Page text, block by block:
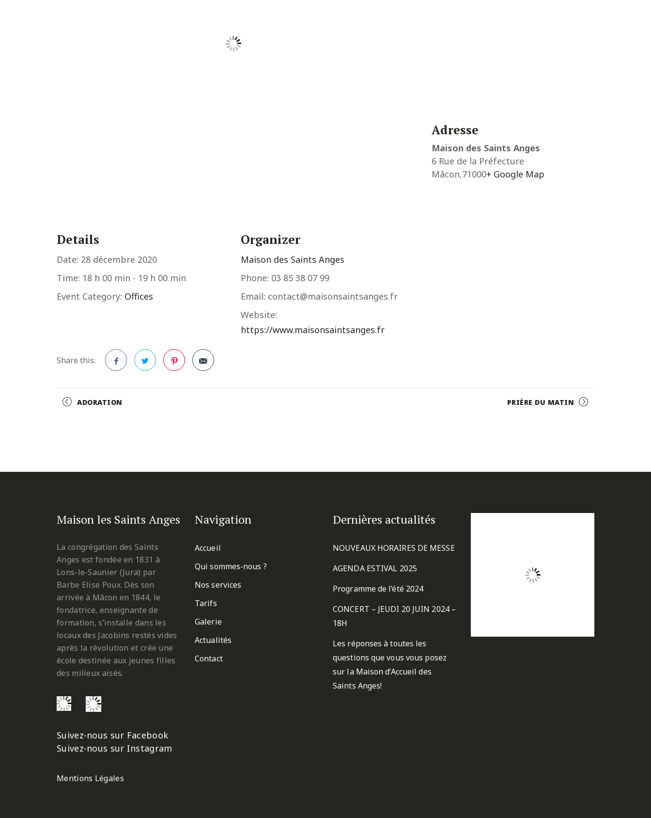
Details
Date: 28 décembre 2020
Time: 18 h 00 min - 19 h 00 min
Event Category: Offices
Organizer
Maison des Saints Anges
Phone: 03 85 38 07 99
Email: contact@maisonsaintsanges.fr
Website:
https://www.maisonsaintsanges.fr
Share this:
Adresse
Maison des Saints Anges
6 Rue de la Préfecture
Mâcon,71000+ Google Map
Event
ADORATION PRIÈRE DU MATIN
Maison les Saints Anges
La congrégation des Saints
Anges est fondée en 1831 à
Lons-le-Saunier (Jura) par
Barbe Elise Poux. Dès son
arrivée à Mâcon en 1844, le
fondatrice, enseignante de
formation, s’installe dans les
locaux des Jacobins restés vides
après la révolution et crée une
école destinée aux jeunes filles
des milieux aisés.
Suivez-nous sur Facebook
Suivez-nous sur Instagram
Mentions Légales
Navigation
Accueil
Qui sommes-nous ?
Nos services
Tarifs
Galerie
Actualités
Contact
Dernières actualités
NOUVEAUX HORAIRES DE MESSE
AGENDA ESTIVAL 2025
Programme de l’été 2024
CONCERT – JEUDI 20 JUIN 2024 –
18H
Les réponses à toutes les
questions que vous vous posez
sur la Maison d’Accueil des
Saints Anges!